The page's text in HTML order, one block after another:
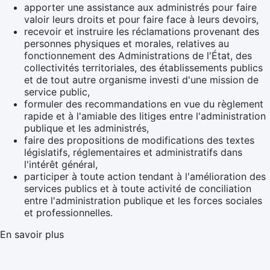
apporter une assistance aux administrés pour faire
valoir leurs droits et pour faire face à leurs devoirs,
recevoir et instruire les réclamations provenant des
personnes physiques et morales, relatives au
fonctionnement des Administrations de l'État, des
collectivités territoriales, des établissements publics
et de tout autre organisme investi d'une mission de
service public,
formuler des recommandations en vue du règlement
rapide et à l'amiable des litiges entre l'administration
publique et les administrés,
faire des propositions de modifications des textes
législatifs, réglementaires et administratifs dans
l'intérêt général,
participer à toute action tendant à l'amélioration des
services publics et à toute activité de conciliation
entre l'administration publique et les forces sociales
et professionnelles.
En savoir plus